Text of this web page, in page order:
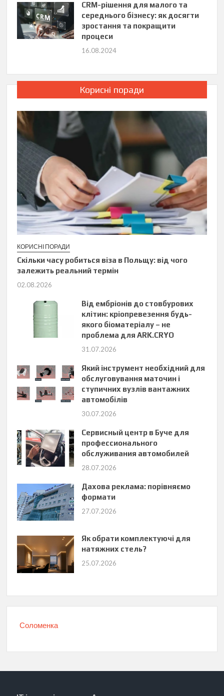
CRM-рішення для малого та
середнього бізнесу: як досягти
зростання та покращити
процеси
16.08.2024
Корисні поради
КОРИСНІ ПОРАДИ
Скільки часу робиться віза в Польщу: від чого
залежить реальний термін
02.08.2026
Від ембріонів до стовбурових
клітин: кріопревезення будь-
якого біоматеріалу – не
проблема для ARK.CRYO
31.07.2026
Який інструмент необхідний для
обслуговування маточин і
ступичних вузлів вантажних
автомобілів
30.07.2026
Сервисный центр в Буче для
профессионального
обслуживания автомобилей
28.07.2026
Дахова реклама: порівняємо
формати
27.07.2026
Як обрати комплектуючі для
натяжних стель?
25.07.2026
Соломенка